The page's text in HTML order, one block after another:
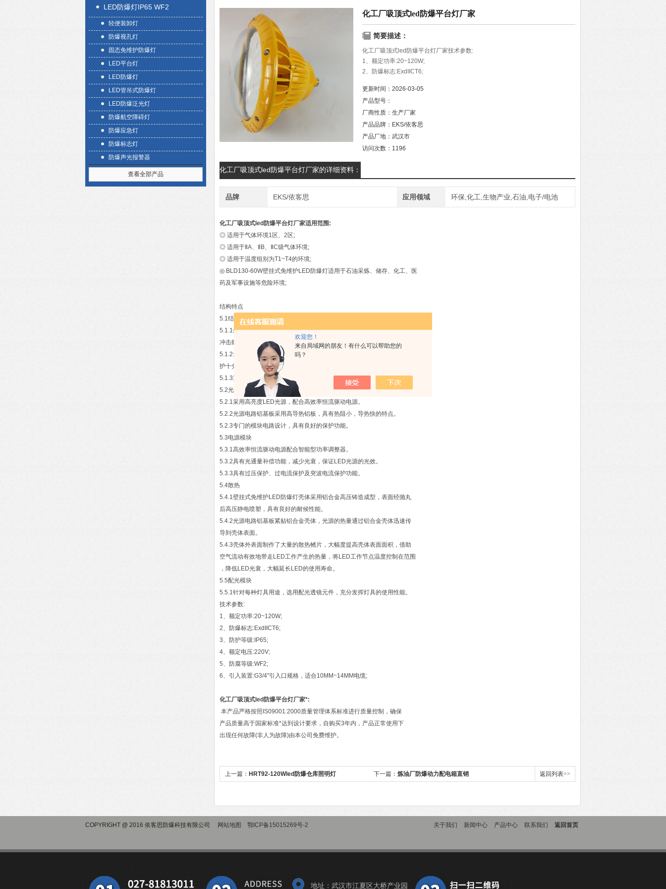
欢迎您！
来自局域网的朋友！有什么可以帮助您的
吗？
LED防爆灯IP65 WF2
轻便装卸灯
防爆视孔灯
固态免维护防爆灯
LED平台灯
LED防爆灯
LED管吊式防爆灯
LED防爆泛光灯
防爆航空障碍灯
防爆应急灯
防爆标志灯
防爆声光报警器
查看全部产品
化工厂吸顶式led防爆平台灯厂家
简要描述：
化工厂吸顶式led防爆平台灯厂家技术参数:
1、额定功率:20~120W;
2、防爆标志:ExdIICT6;
4、额定电压:220V;
5、防腐等级:WF2;
更新时间： 2026-03-05
产品型号：
厂商性质： 生产厂家
产品品牌： EKS/依客思
产品厂地： 武汉市
访问次数： 1196
化工厂吸顶式led防爆平台灯厂家的详细资料：
品牌 EKS/依客思 应用领域 环保,化工,生物产业,石油,电子/电池
化工厂吸顶式led防爆平台灯厂家适用范围:
◎ 适用于气体环境1区、2区;
◎ 适用于ⅡA、ⅡB、ⅡC级气体环境;
◎ 适用于温度组别为T1~T4的环境;
◎ BLD130-60W壁挂式免维护LED防爆灯适用于石油采炼、储存、化工、医
药及军事设施等危险环境;
结构特点
5.1结构及材料
5.1.1外壳采用含镁和钛量不大于7.5%的高强度铝合金制成,具有良好的耐
冲击能力，能承受不小于7J的冲击.
5.1.2全隔爆结构设计,嵌入式电源腔，无线安装接线结构，灯具安装、维
护十分简便。
5.1.3透明件采用钢化玻璃制成,透光率高，耐冲击，可承受4J冲击.
5.2光源
5.2.1采用高亮度LED光源，配合高效率恒流驱动电源。
5.2.2光源电路铝基板采用高导热铝板，具有热阻小，导热快的特点。
5.2.3专门的模块电路设计，具有良好的保护功能。
5.3电源模块
5.3.1高效率恒流驱动电源配合智能型功率调整器。
5.3.2具有光通量补偿功能，减少光衰，保证LED光源的光效。
5.3.3具有过压保护、过电流保护及突波电流保护功能。
5.4散热
5.4.1壁挂式免维护LED防爆灯壳体采用铝合金高压铸造成型，表面经抛丸
后高压静电喷塑，具有良好的耐候性能。
5.4.2光源电路铝基板紧贴铝合金壳体，光源的热量通过铝合金壳体迅速传
导到壳体表面。
5.4.3壳体外表面制作了大量的散热鳍片，大幅度提高壳体表面面积，借助
空气流动有效地带走LED工作产生的热量，将LED工作节点温度控制在范围
，降低LED光衰，大幅延长LED的使用寿命。
5.5配光模块
5.5.1针对每种灯具用途，选用配光透镜元件，充分发挥灯具的使用性能。
技术参数:
1、额定功率:20~120W;
2、防爆标志:ExdIICT6;
3、防护等级:IP65;
4、额定电压:220V;
5、防腐等级:WF2;
6、引入装置:G3/4"引入口规格，适合10MM~14MM电缆;
化工厂吸顶式led防爆平台灯厂家*:
本产品严格按照IS09001:2000质量管理体系标准进行质量控制，确保
产品质量高于国家标准*达到设计要求，自购买3年内，产品正常使用下
出现任何故障(非人为故障)由本公司免费维护。
上一篇： HRT92-120Wled防爆仓库照明灯 下一篇： 炼油厂防爆动力配电箱直销 返回列表>>
COPYRIGHT @ 2016 依客思防爆科技有限公司 网站地图 鄂ICP备15015269号-2 关于我们 新闻中心 产品中心 联系我们 返回首页
地址：武汉市江夏区大桥产业园